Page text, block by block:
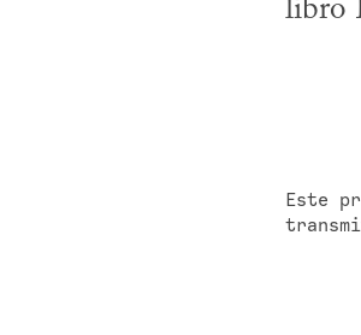
libro
Este